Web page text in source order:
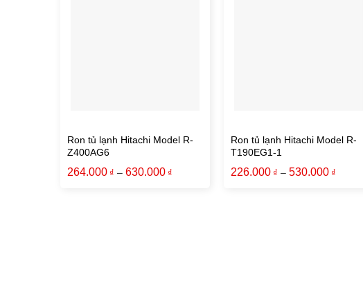
Ron tủ lạnh Hitachi Model R-
Z400AG6
264.000 ₫ – 630.000 ₫
Ron tủ lạnh Hitachi Model R-
T190EG1-1
226.000 ₫ – 530.000 ₫